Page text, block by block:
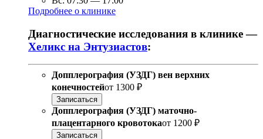
Подробнее о клинике
Диагностические исследования в клинике —
Хеликс на Энтузиастов:
Допплерография (УЗДГ) вен верхних
конечностейот 1300 ₽
Записаться
Допплерография (УЗДГ) маточно-
плацентарного кровотокаот 1200 ₽
Записаться